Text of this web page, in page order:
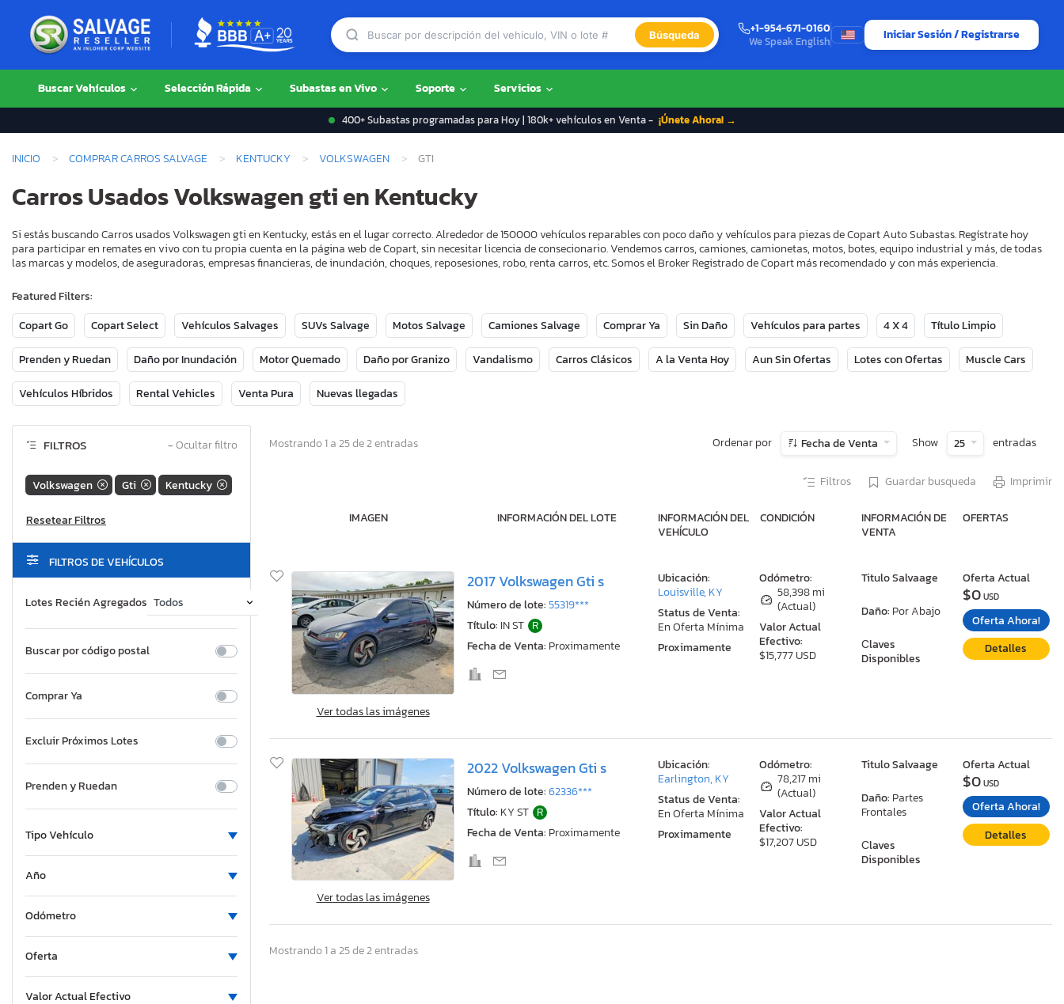
Búsqueda
+1-954-671-0160
We Speak English
Iniciar Sesión / Registrarse
Buscar Vehículos Selección Rápida Subastas en Vivo Soporte Servicios
400+ Subastas programadas para Hoy | 180k+ vehículos en Venta - ¡Únete Ahora! →
INICIO COMPRAR CARROS SALVAGE KENTUCKY VOLKSWAGEN GTI
Carros Usados Volkswagen gti en Kentucky
Si estás buscando Carros usados Volkswagen gti en Kentucky, estás en el lugar correcto. Alrededor de 150000 vehículos reparables con poco daño y vehículos para piezas de Copart Auto Subastas. Regístrate hoy
para participar en remates en vivo con tu propia cuenta en la página web de Copart, sin necesitar licencia de consecionario. Vendemos carros, camiones, camionetas, motos, botes, equipo industrial y más, de todas
las marcas y modelos, de aseguradoras, empresas financieras, de inundación, choques, reposesiones, robo, renta carros, etc. Somos el Broker Registrado de Copart más recomendado y con más experiencia.
Featured Filters:
Copart Go
Copart Select Vehículos Salvages SUVs Salvage Motos Salvage Camiones Salvage Comprar Ya Sin Daño Vehículos para partes 4 X 4 Título Limpio
Prenden y Ruedan Daño por Inundación Motor Quemado Daño por Granizo Vandalismo Carros Clásicos A la Venta Hoy Aun Sin Ofertas Lotes con Ofertas Muscle Cars
Vehículos Híbridos Rental Vehicles Venta Pura Nuevas llegadas
FILTROS −Ocultar filtro
Volkswagen Gti Kentucky
FILTROS DE VEHÍCULOS
Lotes Recién Agregados
Buscar por código postal
Comprar Ya
Excluir Próximos Lotes
Prenden y Ruedan
Tipo Vehículo
Año
Odómetro
Oferta
Valor Actual Efectivo
Mostrando 1 a 25 de 2 entradas Ordenar por Fecha de Venta Show 25 entradas
Filtros Guardar busqueda Imprimir
IMAGEN INFORMACIÓN DEL LOTE
INFORMACIÓN DEL
VEHÍCULO
CONDICIÓN
INFORMACIÓN DE
VENTA
OFERTAS
Ver todas las imágenes
2017 Volkswagen Gti s
Número de lote:55319***
Título: IN ST R
Fecha de Venta: Proximamente
Odómetro:
58,398 mi
(Actual)
Valor Actual
Efectivo:
$15,777 USD
Titulo Salvaage
Daño: Por Abajo
Сlaves
Disponibles
Ubicación:
Louisville, KY
Status de Venta:
En Oferta Mínima
Proximamente
Oferta Actual
$0USD
Oferta Ahora!
Detalles
Ver todas las imágenes
2022 Volkswagen Gti s
Número de lote:62336***
Título: KY ST R
Fecha de Venta: Proximamente
Odómetro:
78,217 mi
(Actual)
Valor Actual
Efectivo:
$17,207 USD
Titulo Salvaage
Daño: Partes
Frontales
Сlaves
Disponibles
Ubicación:
Earlington, KY
Status de Venta:
En Oferta Mínima
Proximamente
Oferta Actual
$0USD
Oferta Ahora!
Detalles
Mostrando 1 a 25 de 2 entradas